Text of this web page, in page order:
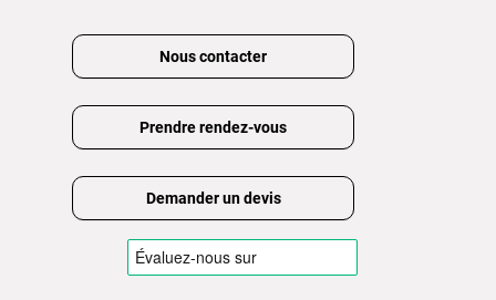
Nous contacter
Prendre rendez-vous
Demander un devis